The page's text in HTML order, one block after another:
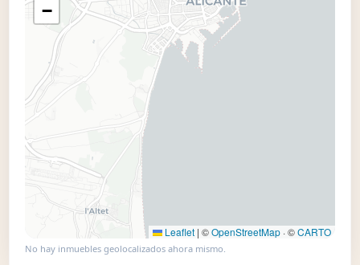
−
Leaflet | ©OpenStreetMap· ©CARTO
No hay inmuebles geolocalizados ahora mismo.